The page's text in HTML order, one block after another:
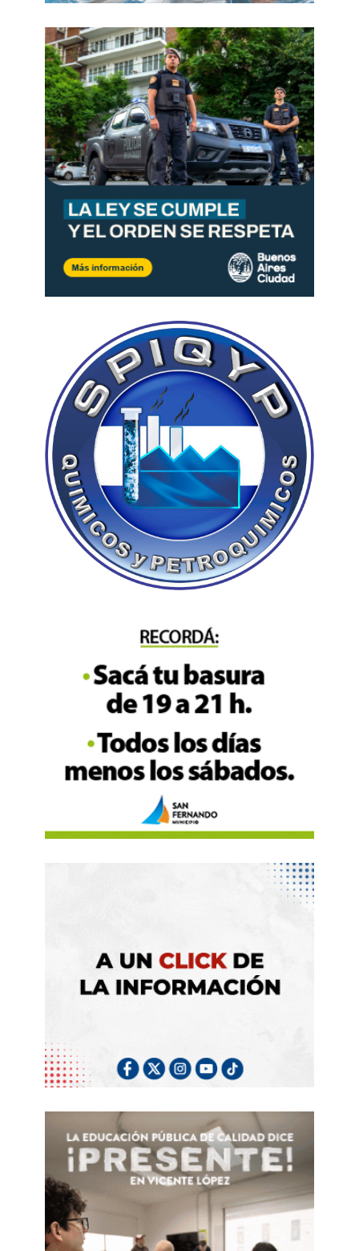
industriales, vuelos comerciales, transporte
terrestre, servicios bancarios, producción de
bienes para exportar, entre otras actividades.
El Gobierno acelera a fondo para lograr
aprobar la reforma laboral antes de fin de
Depositphotos
A pesar de que la reforma laboral genera
ruido político en distintos sectores, las
negociaciones por el Presupuesto 2026
avanzaronde la mano del raid de casi 20
encuentros queDiego Santilli mantuvo con
los mandatarios provincialesdesde que
asumió al frente del Ministerio del Interior. No
solo con gobernadores aliados son también
con peronistas como Raúl Jalil (Catamarca),
quien facilitó que LLA se convierta en primera
minoría en Diputados, el tucumano Osvaldo
Zamora (Santiago del Estero).
conviene que no haya Presupuesto», fue la
respuesta que obtuvo Ámbito de un
gobernador de Provincias Unidas
consulta sobre la posibilidad de que los
gobernadores acompañen el proyecto en las
sesiones extraordinarias que se inician este
prorrogado lo que le permite reasignar
realizó Santilli buscan blindar el apoyo de los
distintos gobernadores para sancionar en
2026 , preservar el
en lo posible, el tratamiento de los proyectos
vinculados con las
tributaria.
Desde que asumió al frente del Ministerio del
Interior, Santilli ya mantuvo encuentros, entre
otros, con
Llaryora(Córdoba), Marcelo Orrego